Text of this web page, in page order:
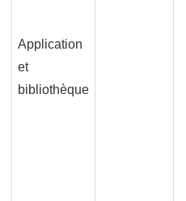
Application
et
bibliothèque